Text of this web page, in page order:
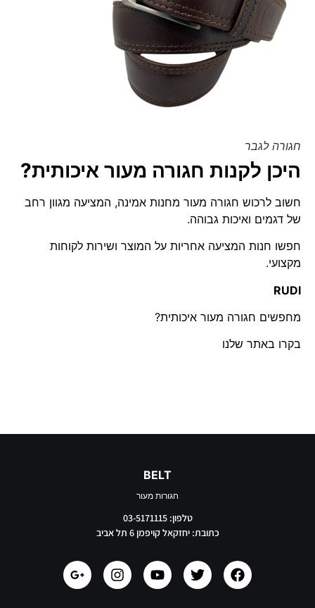
חגורה לגבר
היכן לקנות חגורה מעור איכותית?
חשוב לרכוש חגורה מעור מחנות אמינה, המציעה מגוון רחב
של דגמים ואיכות גבוהה.
חפשו חנות המציעה אחריות על המוצר ושירות לקוחות
מקצועי.
RUDI
מחפשים חגורה מעור איכותית?
בקרו באתר שלנו
BELT
חגורות מעור
טלפון: 03-5171115
כתובת: יחזקאל קויפמן 6 תל אביב